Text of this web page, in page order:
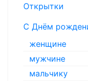
Открытки
С Днём
женщине
мужчине
мальчику